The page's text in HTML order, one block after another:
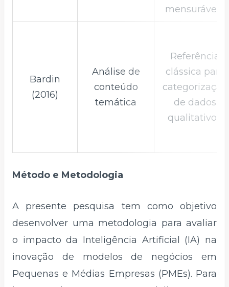
mensuráveis.
Bardin
(2016)
Análise de
conteúdo
temática
Referência
clássica para
categorização
de dados
qualitativos.
Método e Metodologia
A presente pesquisa tem como objetivo
desenvolver uma metodologia para avaliar
o impacto da Inteligência Artificial (IA) na
inovação de modelos de negócios em
Pequenas e Médias Empresas (PMEs). Para